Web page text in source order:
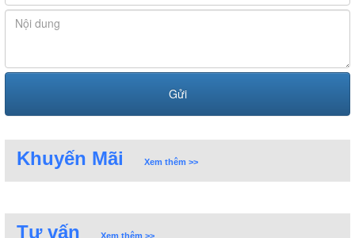
Khuyến Mãi Xem thêm >>
Tư vấn Xem thêm >>